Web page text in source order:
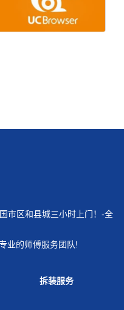
市区和县城三小时上门！-全
业的师傅服务团队!
拆装服务